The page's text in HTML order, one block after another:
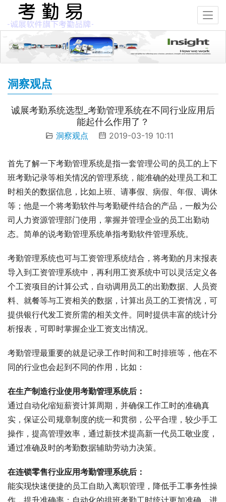
洞察观点
诚展考勤系统选型_考勤管理系统在不同行业应用后
能起什么作用了？
洞察观点 2019-03-19 10:11
首先了解一下考勤管理系统是指一套管理公司的员工的上下
班考勤记录等相关情况的管理系统，能准确的处理员工和工
时相关的数据信息，比如上班、请事假、病假、年假、调休
等；他是一个将考勤软件与考勤硬件结合的产品，一般为公
司人力资源管理部门使用，掌握并管理企业的员工出勤动
态。简单的说考勤管理系统单指考勤软件管理系统。
考勤管理系统也可与工资管理系统结合，将考勤的月末报表
导入到工资管理系统中，再利用工资系统中可以灵活定义各
个工资项目的计算公式，自动调用员工的出勤数据、人员资
料、就餐等与工资相关的数据，计算出员工的工资情况，可
提供银行代发工资所需的相关文件。同时提供丰富的统计分
析报表，可即时掌握企业工资支出情况。
考勤管理最重要的就是记录工作时间和工时排班等，他在不
同的行业也会起到不同的作用，比如：
在生产制造行业使用考勤管理系统后：
通过自动化缩短薪资计算周期，并确保工作工时的准确真
实，保证公司规章制度的统一和贯彻，公平合理，较少手工
操作，提高管理效率，通过新技术提高新一代员工敬业度，
通过准确及时的考勤数据辅助劳动力决策。
在连锁零售行业应用考勤管理系统后：
能实现快速便捷的员工自助入离职管理，降低手工事务性操
作，提升准确率；自动化的排班考勤工时统计更加准确，进